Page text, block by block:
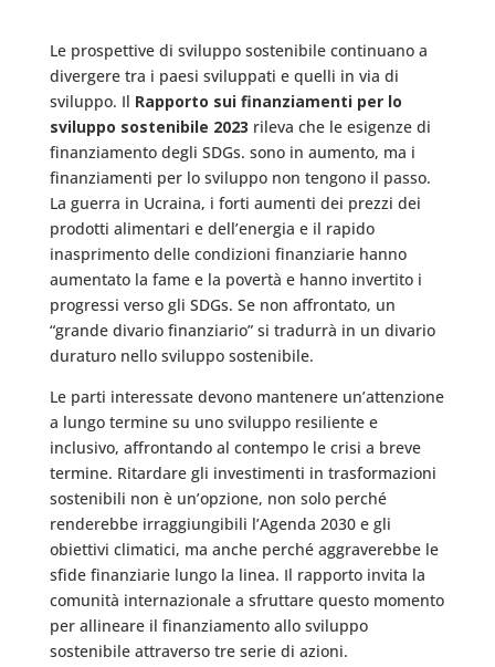
Le prospettive di sviluppo sostenibile continuano a
divergere tra i paesi sviluppati e quelli in via di
sviluppo. Il Rapporto sui finanziamenti per lo
sviluppo sostenibile 2023 rileva che le esigenze di
finanziamento degli SDGs. sono in aumento, ma i
finanziamenti per lo sviluppo non tengono il passo.
La guerra in Ucraina, i forti aumenti dei prezzi dei
prodotti alimentari e dell’energia e il rapido
inasprimento delle condizioni finanziarie hanno
aumentato la fame e la povertà e hanno invertito i
progressi verso gli SDGs. Se non affrontato, un
“grande divario finanziario” si tradurrà in un divario
duraturo nello sviluppo sostenibile.
Le parti interessate devono mantenere un’attenzione
a lungo termine su uno sviluppo resiliente e
inclusivo, affrontando al contempo le crisi a breve
termine. Ritardare gli investimenti in trasformazioni
sostenibili non è un’opzione, non solo perché
renderebbe irraggiungibili l’Agenda 2030 e gli
obiettivi climatici, ma anche perché aggraverebbe le
sfide finanziarie lungo la linea. Il rapporto invita la
comunità internazionale a sfruttare questo momento
per allineare il finanziamento allo sviluppo
sostenibile attraverso tre serie di azioni.